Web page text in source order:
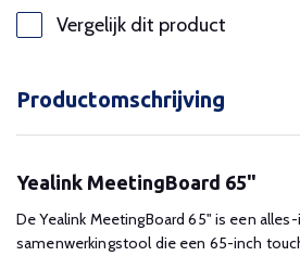
Vergelijk dit product
Productomschrijving
Yealink MeetingBoard 65"
De Yealink MeetingBoard 65" is een
samenwerkingstool die een 65-inch